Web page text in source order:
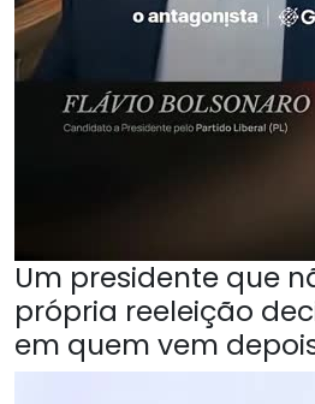
Um presidente que
própria reeleição
em quem vem